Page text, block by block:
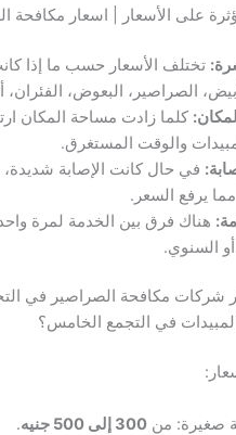
على الأسعار | اسعار مكافحة
تختلف الأسعار حسب ما إذا
الصراصير، البعوض،
كلما زادت مساحة المكان
والوقت المستغرق.
في حال كانت الإصابة
يرفع السعر.
هناك فرق بين الخدمة لمرة
السنوي.
شركات مكافحة الصراصير في
في التجمع الخامس؟
صغيرة: من300 إلى 500 جنيه
.